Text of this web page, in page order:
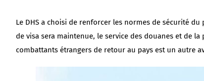
Le DHS a choisi de renforcer les normes de sécurité du
de visa sera maintenue, le service des douanes et de
combattants étrangers de retour au pays est un autre